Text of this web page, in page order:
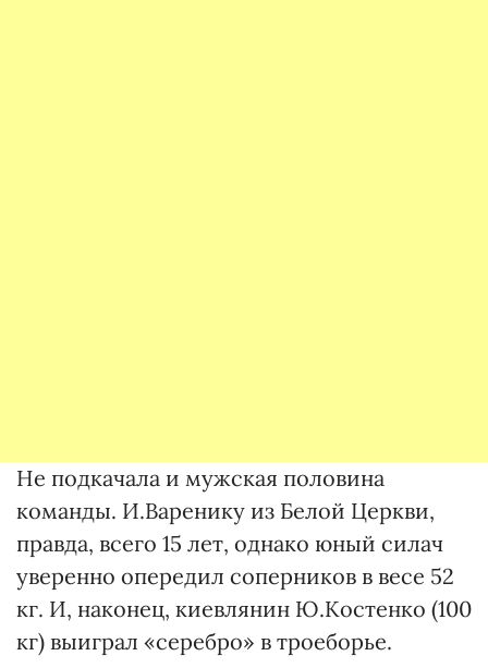
Не подкачала и мужская половина
команды. И.Варенику из Белой Церкви,
правда, всего 15 лет, однако юный силач
уверенно опередил соперников в весе 52
кг. И, наконец, киевлянин Ю.Костенко (100
кг) выиграл «серебро» в троеборье.